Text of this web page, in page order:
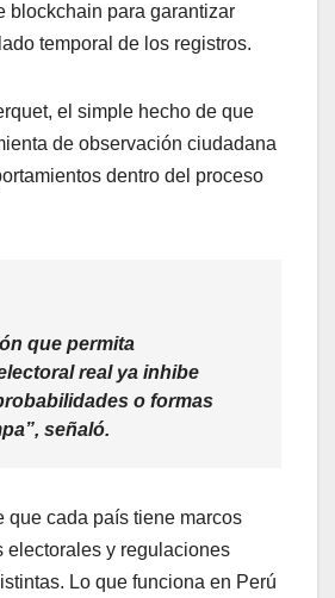
blockchain para garantizar
temporal de los registros.
el simple hecho de que
de observación ciudadana
dentro del proceso
que permita
real ya inhibe
o formas
señaló.
que cada país tiene marcos
electorales y regulaciones
Lo que funciona en Perú